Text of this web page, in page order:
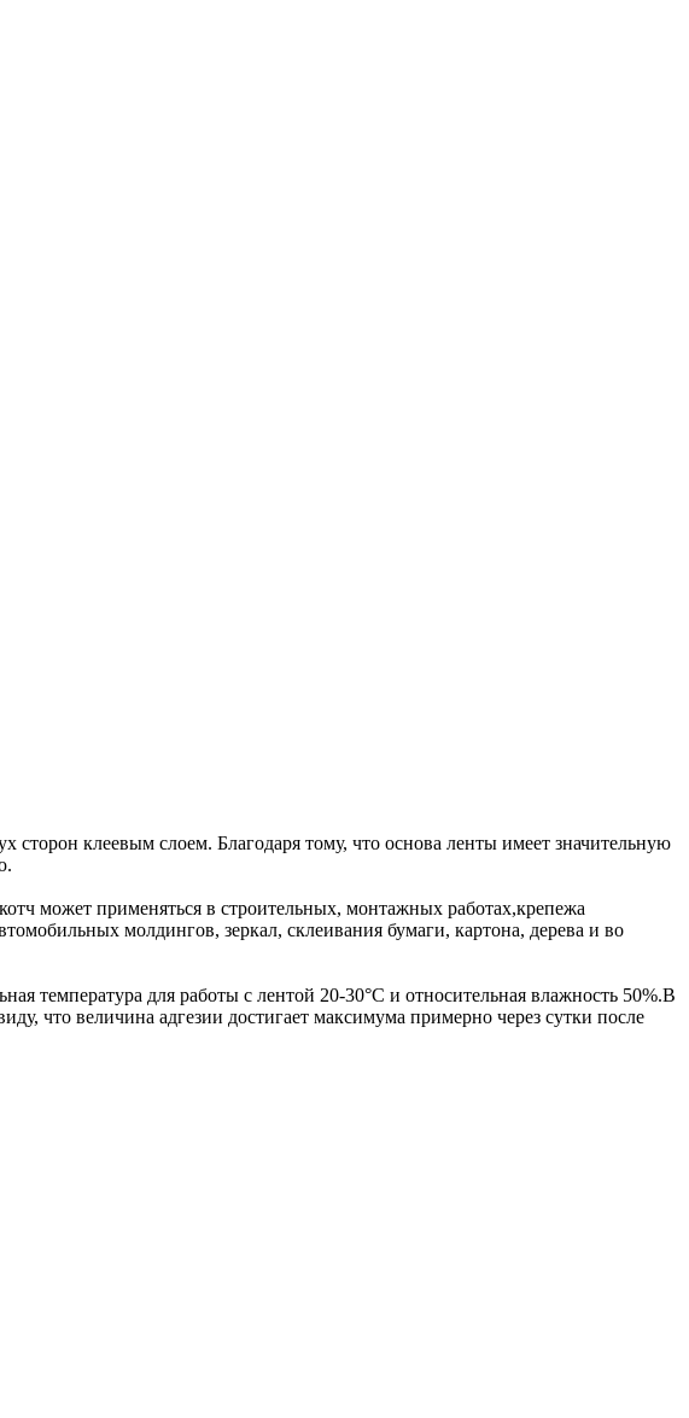
клеевым слоем. Благодаря тому, что основа ленты имеет значительную
может применяться в строительных, монтажных работах,крепежа
молдингов, зеркал, склеивания бумаги, картона, дерева и во
температура для работы с лентой 20-30°С и относительная влажность 50%.В
что величина адгезии достигает максимума примерно через сутки после